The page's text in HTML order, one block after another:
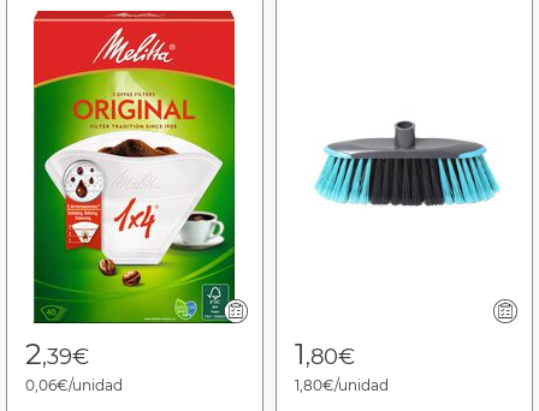
2,39€
0,06€/unidad
1,80€
1,80€/unidad